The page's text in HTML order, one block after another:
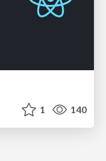
1 140